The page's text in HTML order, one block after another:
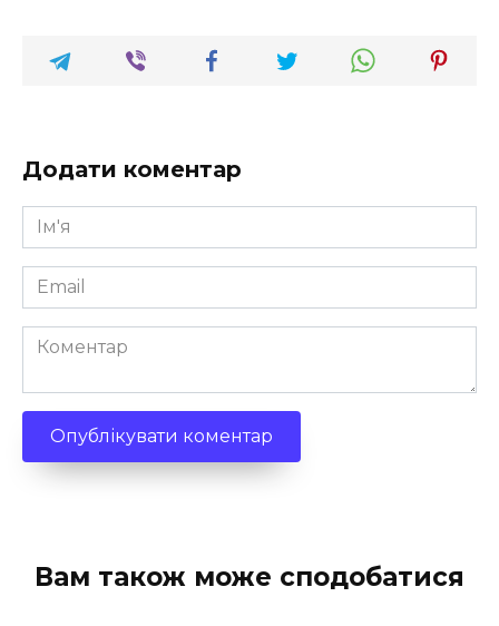
Додати коментар
Ім'я
*
Email
*
Коментар
Вам також може сподобатися